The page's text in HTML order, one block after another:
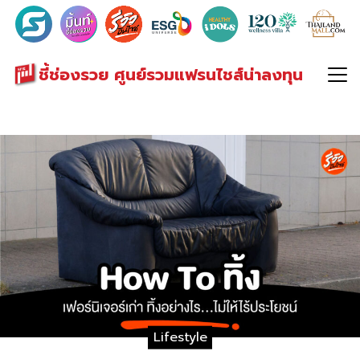
ชี้ช่องรวย ศูนย์รวมแฟรนไชส์น่าลงทุน
Search
for:
Lifestyle